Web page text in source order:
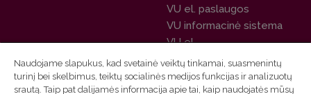
VU el. paslaugos
VU informacinė sistema
VU el.
paštas darbuotojams
Auditorijų rezervacija
Naudojame slapukus, kad svetainė veiktų tinkamai, suasmenintų
turinį bei skelbimus, teiktų socialinės medijos funkcijas ir analizuotų
srautą. Taip pat dalijamės informacija apie tai, kaip naudojatės mūsų